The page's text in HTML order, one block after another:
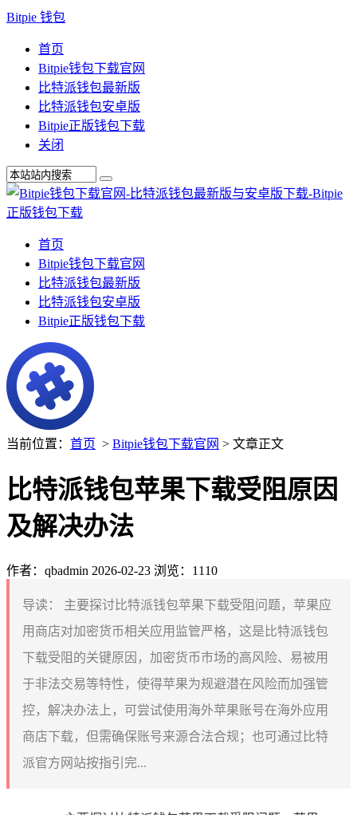
Bitpie 钱包
首页
Bitpie钱包下载官网
比特派钱包最新版
比特派钱包安卓版
Bitpie正版钱包下载
关闭
首页
Bitpie钱包下载官网
比特派钱包最新版
比特派钱包安卓版
Bitpie正版钱包下载
当前位置： 首页 > Bitpie钱包下载官网 > 文章正文
比特派钱包苹果下载受阻原因
及解决办法
作者：qbadmin 2026-02-23 浏览：1110
导读：
主要探讨比特派钱包苹果下载受阻问题，苹果应
用商店对加密货币相关应用监管严格，这是比特派钱包
下载受阻的关键原因，加密货币市场的高风险、易被用
于非法交易等特性，使得苹果为规避潜在风险而加强管
控，解决办法上，可尝试使用海外苹果账号在海外应用
商店下载，但需确保账号来源合法合规；也可通过比特
派官方网站按指引完...